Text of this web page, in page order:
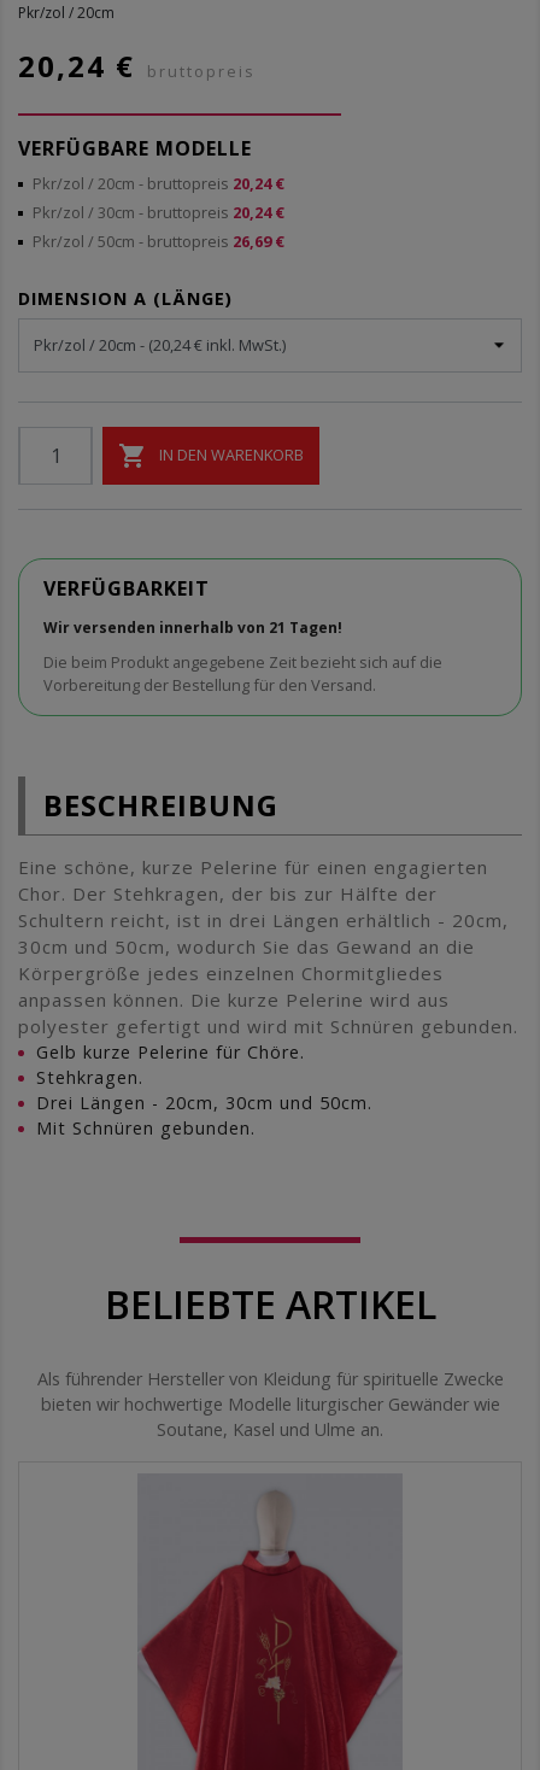
Pkr/zol / 20cm
20,24 € bruttopreis
VERFÜGBARE MODELLE
Pkr/zol / 20cm - bruttopreis 20,24 €
Pkr/zol / 30cm - bruttopreis 20,24 €
Pkr/zol / 50cm - bruttopreis 26,69 €
DIMENSION A (LÄNGE)
 IN DEN WARENKORB
VERFÜGBARKEIT
Wir versenden innerhalb von 21 Tagen!
Die beim Produkt angegebene Zeit bezieht sich auf die
Vorbereitung der Bestellung für den Versand.
BESCHREIBUNG
Eine schöne, kurze Pelerine für einen engagierten
Chor. Der Stehkragen, der bis zur Hälfte der
Schultern reicht, ist in drei Längen erhältlich - 20cm,
30cm und 50cm, wodurch Sie das Gewand an die
Körpergröße jedes einzelnen Chormitgliedes
anpassen können. Die kurze Pelerine wird aus
polyester gefertigt und wird mit Schnüren gebunden.
Gelb kurze Pelerine für Chöre.
Stehkragen.
Drei Längen - 20cm, 30cm und 50cm.
Mit Schnüren gebunden.
BELIEBTE ARTIKEL
Als führender Hersteller von Kleidung für spirituelle Zwecke
bieten wir hochwertige Modelle liturgischer Gewänder wie
Soutane, Kasel und Ulme an.